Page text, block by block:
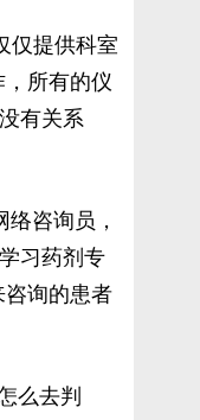
仅提供科室
所有的仪
有关系
咨询员，
习药剂专
询的患者
么去判